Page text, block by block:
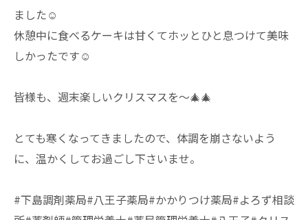
ました☺️
休憩中に食べるケーキは甘くてホッとひと息つけて美味
しかったです☺︎
皆様も、週末楽しいクリスマスを〜🎄🎄
とても寒くなってきましたので、体調を崩さないよう
に、温かくしてお過ごし下さいませ。
#下島調剤薬局#八王子薬局#かかりつけ薬局#よろず相談